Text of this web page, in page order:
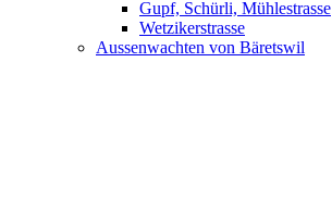
Gupf, Schürli, Mühlestrasse
Wetzikerstrasse
Aussenwachten von Bäretswil